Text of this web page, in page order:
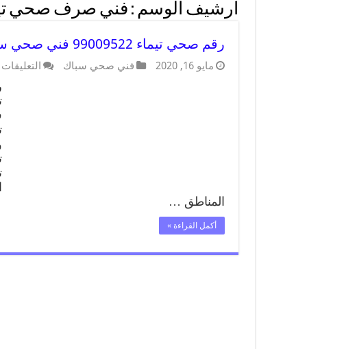
أرشيف الوسم : فني صرف صحي
رقم صحي تيماء 99009522 فني صحي سباك ادوات صحية تيماء
مايو 16, 2020 فني صحي سباك التعليقات
المناطق …
أكمل القراءة »